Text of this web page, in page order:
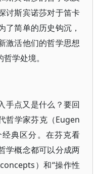
讨斯宾诺莎对于笛卡
了简单的历史钩沉，
激活他们的哲学思想
学处境。
手点又是什么？要回
哲学家芬克（Eugen
典区分。在芬克看
学概念都可以分成两
）和“操作性